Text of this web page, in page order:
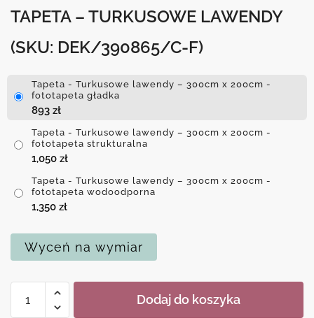
TAPETA – TURKUSOWE LAWENDY
(SKU: DEK/390865/C-F)
Tapeta - Turkusowe lawendy – 300cm x 200cm -
fototapeta gładka
893 zł
Tapeta - Turkusowe lawendy – 300cm x 200cm -
fototapeta strukturalna
1,050 zł
Tapeta - Turkusowe lawendy – 300cm x 200cm -
fototapeta wodoodporna
1,350 zł
Wyceń na wymiar
Tapeta
Dodaj do koszyka